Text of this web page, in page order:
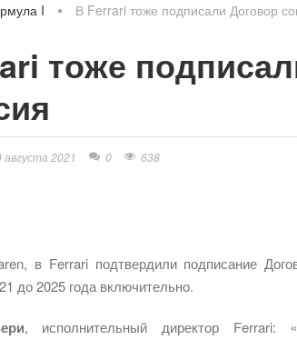
I В Ferrari тоже подписали Договор
тоже
августа 2021 0 638
в Ferrari подтвердили подписание
до 2025 года включительно.
, исполнительный директор Ferrari: